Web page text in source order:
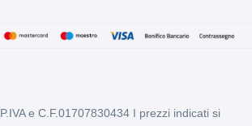
P.IVA e C.F.01707830434 I prezzi indicati si